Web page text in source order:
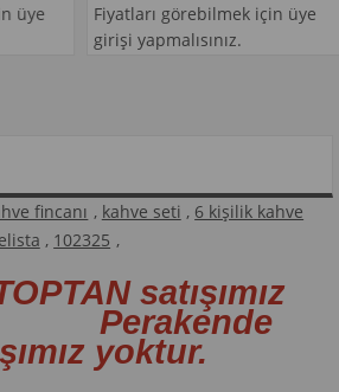
Fiyatları görebilmek için üye
girişi yapmalısınız.
fincanı , kahve seti , 6 kişilik kahve
, 102325 ,
satışımız
Perakende
yoktur.